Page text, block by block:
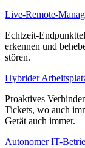
Live-Remote-
Echtzeit-
erkennen und
stören.
Hybrider
Proaktives
Tickets, wo auch
Gerät auch immer.
Autonomer IT-